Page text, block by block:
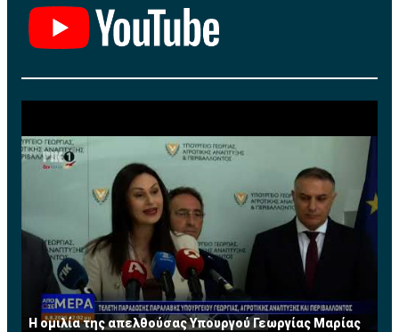
Η ομιλία της απελθούσας Υπουργού Γεωργίας Μαρίας